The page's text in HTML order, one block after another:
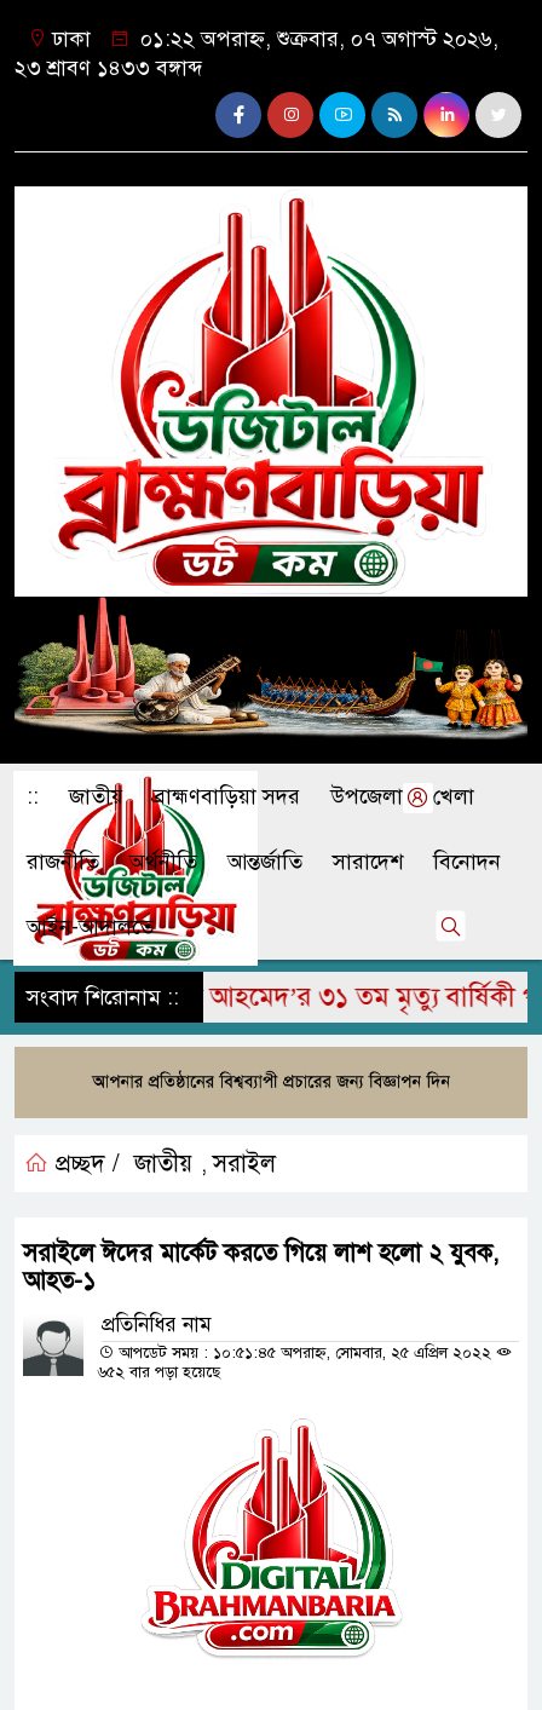
ঢাকা
০১:২২ অপরাহ্ন, শুক্রবার, ০৭ অগাস্ট ২০২৬,
২৩ শ্রাবণ ১৪৩৩ বঙ্গাব্দ
:: জাতীয় ব্রাহ্মণবাড়িয়া সদর উপজেলা খেলা
রাজনীতি অর্থনীতি আন্তর্জাতি সারাদেশ বিনোদন
আইন-আদালতে
সংবাদ শিরোনাম ::
জামির উদ্দিন আহমেদ’র ৩১ তম মৃত্যু বার্ষিকী
প্রচ্ছদ / জাতীয় ,সরাইল
সরাইলে ঈদের মার্কেট করতে গিয়ে লাশ হলো ২ যুবক,
আহত-১
প্রতিনিধির নাম
আপডেট সময় : ১০:৫১:৪৫ অপরাহ্ন, সোমবার, ২৫ এপ্রিল ২০২২
৬৫২ বার পড়া হয়েছে